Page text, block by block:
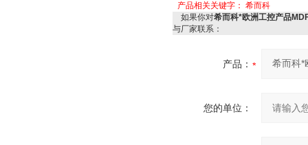
产品相关关键字： 希而科
如果你对希而科*欧洲工控产品
与厂家联系：
产品：
您的单位：